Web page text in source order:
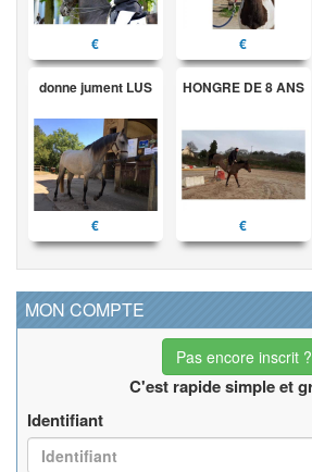
€ €
donne jument LUS
€
HONGRE DE 8 ANS
€
MON COMPTE
Pas encore inscrit ?
C'est rapide simple et
Identifiant